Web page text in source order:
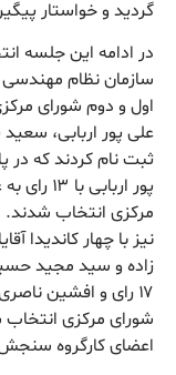
گردید و خواستار
در ادامه این جلسه
سازمان نظام مهندسی
اول و دوم شورای
علی پور اربابی،
پور
مرکزی انتخاب
نیز با چهار کاندیدا
زاده و سید مجید
شورای مرکزی
اعضای کارگروه